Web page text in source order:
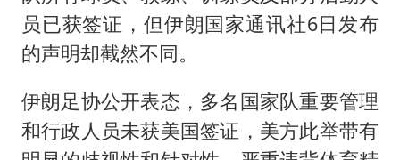
员已获签证，但伊朗国家通讯社6日发布
的声明却截然不同。
伊朗足协公开表态，多名国家队重要管理
和行政人员未获美国签证，美方此举带有